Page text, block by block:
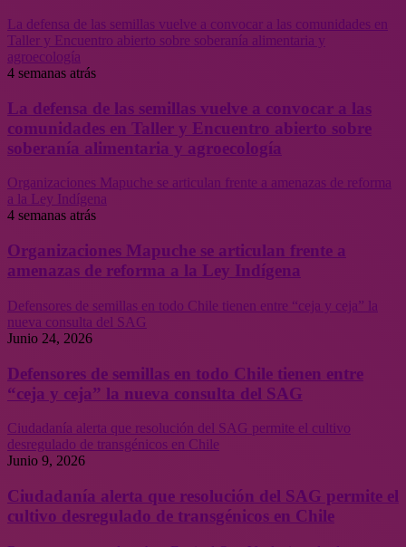
La defensa de las semillas vuelve a convocar a las comunidades en
Taller y Encuentro abierto sobre soberanía alimentaria y
agroecología
4 semanas atrás
La defensa de las semillas vuelve a convocar a las
comunidades en Taller y Encuentro abierto sobre
soberanía alimentaria y agroecología
Organizaciones Mapuche se articulan frente a amenazas de reforma
a la Ley Indígena
4 semanas atrás
Organizaciones Mapuche se articulan frente a
amenazas de reforma a la Ley Indígena
Defensores de semillas en todo Chile tienen entre “ceja y ceja” la
nueva consulta del SAG
Junio 24, 2026
Defensores de semillas en todo Chile tienen entre
“ceja y ceja” la nueva consulta del SAG
Ciudadanía alerta que resolución del SAG permite el cultivo
desregulado de transgénicos en Chile
Junio 9, 2026
Ciudadanía alerta que resolución del SAG permite el
cultivo desregulado de transgénicos en Chile